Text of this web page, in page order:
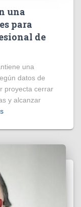
una
para
de
una
datos de
proyecta cerrar
y alcanzar